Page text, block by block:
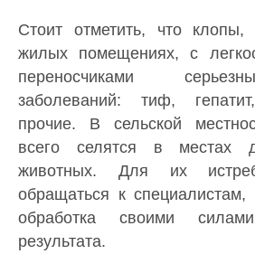
Стоит отметить, что
жилых помещениях, с
переносчиками
заболеваний: тиф,
прочие. В сельской
всего селятся в местах
животных. Для их
обращаться к специалистам,
обработка своими
результата.